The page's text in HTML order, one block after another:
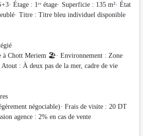
Étage : 1ᵉʳ étage· Superficie : 135 m²· État
Titre : Titre bleu individuel disponible
à Chott Meriem 🏖️· Environnement : Zone
Atout : À deux pas de la mer, cadre de vie
négociable)· Frais de visite : 20 DT
agence : 2% en cas de vente